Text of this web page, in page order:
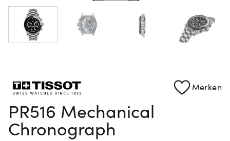
Rolex Certified Pre-Owned entdecken
Merken
PR516 Mechanical
Chronograph